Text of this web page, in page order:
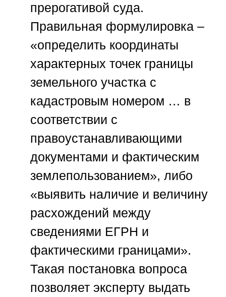
прерогативой суда.
Правильная формулировка –
«определить координаты
характерных точек границы
земельного участка с
кадастровым номером … в
соответствии с
правоустанавливающими
документами и фактическим
землепользованием», либо
«выявить наличие и величину
расхождений между
сведениями ЕГРН и
фактическими границами».
Такая постановка вопроса
позволяет эксперту выдать